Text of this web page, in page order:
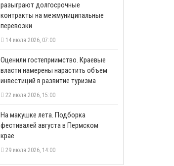
разыграют долгосрочные
контракты на межмуниципальные
перевозки
14 июля 2026, 07:00
Оценили гостеприимство. Краевые
власти намерены нарастить объем
инвестиций в развитие туризма
22 июля 2026, 15:00
На макушке лета. Подборка
фестивалей августа в Пермском
крае
29 июля 2026, 14:00